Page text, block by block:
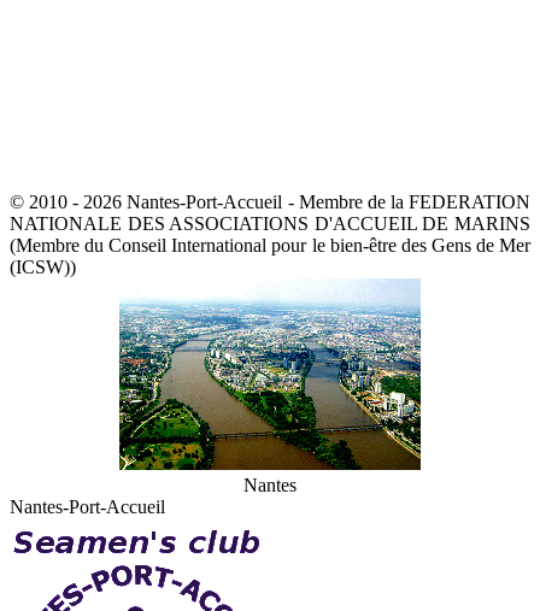
© 2010 - 2026 Nantes-Port-Accueil - Membre de la FEDERATION
NATIONALE DES ASSOCIATIONS D'ACCUEIL DE MARINS
(Membre du Conseil International pour le bien-être des Gens de Mer
(ICSW))
Nantes
Nantes-Port-Accueil